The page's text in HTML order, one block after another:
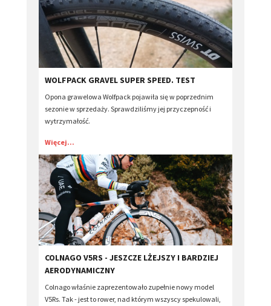
WOLFPACK GRAVEL SUPER SPEED. TEST
Opona grawelowa Wolfpack pojawiła się w poprzednim
sezonie w sprzedaży. Sprawdziliśmy jej przyczepność i
wytrzymałość.
Więcej...
COLNAGO V5RS - JESZCZE LŻEJSZY I BARDZIEJ
AERODYNAMICZNY
Colnago właśnie zaprezentowało zupełnie nowy model
V5Rs. Tak - jest to rower, nad którym wszyscy spekulowali,